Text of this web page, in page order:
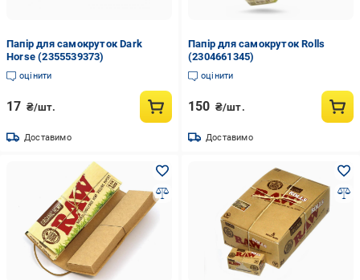
Папір для самокруток Dark
Horse (2355539373)
оцінити
17 ₴/шт.
Доставимо
Папір для самокруток Rolls
(2304661345)
оцінити
150 ₴/шт.
Доставимо